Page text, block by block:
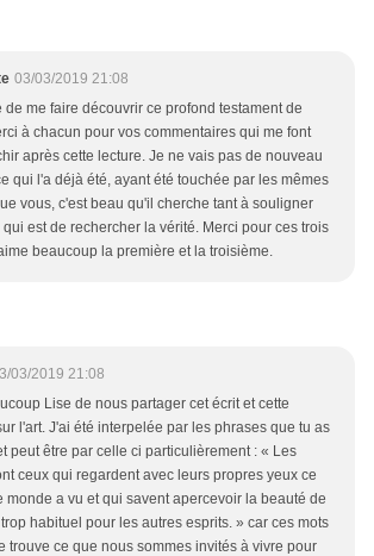
03/03/2019 21:08
de me faire découvrir ce profond testament de
à chacun pour vos commentaires qui me font
après cette lecture. Je ne vais pas de nouveau
qui l'a déjà été, ayant été touchée par les mêmes
vous, c'est beau qu'il cherche tant à souligner
qui est de rechercher la vérité. Merci pour ces trois
beaucoup la première et la troisième.
03/2019 21:08
Lise de nous partager cet écrit et cette
l'art. J'ai été interpelée par les phrases que tu as
peut être par celle ci particulièrement : « Les
ceux qui regardent avec leurs propres yeux ce
monde a vu et qui savent apercevoir la beauté de
habituel pour les autres esprits. » car ces mots
trouve ce que nous sommes invités à vivre pour